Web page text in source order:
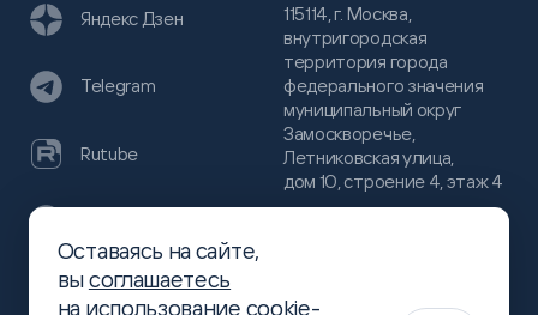
115114, г. Москва,
внутригородская
территория города
федерального значения
муниципальный округ
Замоскворечье,
Летниковская улица,
дом 10, строение 4, этаж 4
Яндекс Дзен
Telegram
Rutube
Хабр
Оставаясь на сайте,
высоглашаетесь
на использование cookie-